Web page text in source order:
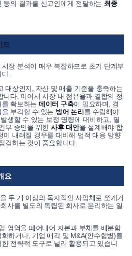
등의 결과를 신고인에게 전달하는 최종
드
장 분석이 매우 복잡하므로 초기 단계부
.
대상인지, 자산 및 매출 기준을 충족하는
니다. 이어서 시장 내 점유율과 결합의 정
확보하는 데이터 구축이 필요하며, 경
부각할 수 있는 방어 논리 를 수립해야
생할 수 있는 보정 명령에 대비하고, 필
부 승인을 위한 사후 대안을 설계해야 합
이 내려질 경우를 대비해 법적 대응 방향
검하는 것이 중요합니다.
요
두 개 이상의 독자적인 사업체로 쪼개거
사를 별도의 독립된 회사로 분리하는 일
영역을 떼어내어 자본과 부채를 배분함
하거나, 기업 매각 및 M&A(인수합병)를
전략적 도구로 널리 활용되고 있습니